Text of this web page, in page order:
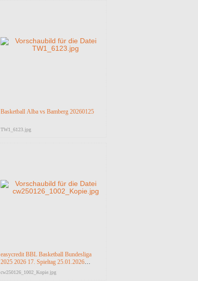
Basketball Alba vs Bamberg 20260125
TW1_6123.jpg
easycredit BBL Basketball Bundesliga
2025 2026 17. Spieltag 25.01.2026
Science City Jena vs RASTA Vechta
cw250126_1002_Kopie.jpg